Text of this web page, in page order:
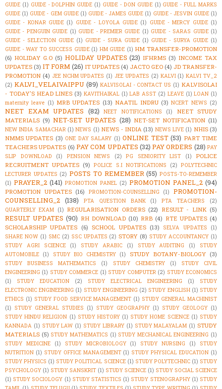
GUIDE (1) GUIDE - DOLPHIN GUIDE (1) GUIDE - DON GUIDE (1) GUIDE - FULL MARKS
GUIDE (1) GUIDE - GEM GUIDE (1) GUIDE - JAMES GUIDE (1) GUIDE - JESVIN GUIDE (1)
GUIDE - KONAR GUIDE (1) GUIDE - LOYOLA GUIDE (1) GUIDE - MERCY GUIDE (1)
GUIDE - PENGUIN GUIDE (1) GUIDE - PREMIER GUIDE (1) GUIDE - SARAS GUIDE (1)
GUIDE - SELECTION GUIDE (1) GUIDE - SURA GUIDE (1) GUIDE - SURYA GUIDE (1)
GUIDE - WAY TO SUCCESS GUIDE (1) HM GUIDE (1) HM TRANSFER-PROMOTION
(6) HOLIDAY G.O (5) HOLIDAY UPDATES (23) IFHRMS (3) INCOME TAX
UPDATES (3) IT FORM (26) IT UPDATES (4) JACTO GEO (4) JD TRANSFER-
PROMOTION (4) JEE NCHM UPDATES (1) JEE UPDATES (2) KALVI (1) KALVI TV_2
(2) KALVI_VELAIVAIPPU (89) KALVISOLAI - CONTACT US (1) KALVISOLAI
- TODAY'S HEAD LINES (3) KAVITHAIKAL (1) LAB ASST (2) LEAVE (1) LOAN (1)
maternity leave (1) MRB UPDATES (13) NAATIL INDRU (3) NCERT NEWS (2)
NEET EXAM UPDATES (82) NEET NOTIFICATIONS (1)
NEET STUDY
MATERIALS (9) NET-SET UPDATES (28) NET-SET NOTIFICATION (11)
NEW INDIA SAMACHAR (1) NEWS (1) NEWS - INDIA (13) NEWS LIVE (1) NHIS (3)
NMMS UPDATES (3) ONE DAY SALARY (1) ONLINE TEST (53) PART TIME
TEACHERS UPDATES (6) PAY COM UPDATES (32) PAY ORDERS (28) PAY
SLIP DOWNLOAD
(1) PENSION NEWS (2) PG SENIORITY LIST (1)
POLICE
RECRUITMENT UPDATES (9) POLICE S.I NOTIFICATIONS (2) POLYTECHNIC
LECTURER UPDATES (2) POSTS TO REMEMBER (55) POSTS-TO-REMEMBER
(1) PRAYER_2 (141) PROMOTION PANEL (2) PROMOTION PANEL_2 (94)
PROMOTION UPDATES (16) PROMOTION-COUNSELLING (1)
PROMOTION-
COUNSELLING_2 (138) PTA QUESTION BANK (1) PTA TEACHERS
(2)
QUARTERLY EXAM (1) REGULARISATION ORDERS (22) RESULT - LINK (5)
RESULT UPDATES (90) RH DOWNLOAD (10) RRB (4) RTE UPDATES (4)
SCHOLARSHIP UPDATES (6) SCHOOL UPDATES (13) SELVA UPDATES
(1)
SHARE NOW (1) SMC (2) SSC UPDATES (2) STORY (8) STUDY ACCOUNTANCY (1)
STUDY AGRI SCIENCE
(1) STUDY ARABIC (1) STUDY AUDITING (1)
STUDY
AUTOMOBILE (1) STUDY BIO CHEMISTRY (1) STUDY BOTANY-BIOLOGY (3)
STUDY BUSINESS MATHEMATICS (1) STUDY CHEMISTRY (1)
STUDY CIVIL
ENGINEERING (1) STUDY COMMERCE (1) STUDY COMPUTER (2) STUDY ECONOMICS
(1)
STUDY EDUCATION (2) STUDY ELECTRICAL ENGINEERING (1)
STUDY
ELECTRONIC ENGINEERING (1) STUDY ENGINEERING (2) STUDY ENGLISH (1) STUDY
ETHICS (1) STUDY FOOD SERVICE MANAGEMENT (1) STUDY GENERAL MACHINIST
(1) STUDY GENERAL STUDIES (1) STUDY GEOGRAPHY (1) STUDY GEOLOGY (1)
STUDY HINDU RELIGION (1) STUDY HISTORY (1) STUDY HOME SCIENCE (1) STUDY
KANNADA (1) STUDY LAW (1) STUDY LIBRARY (1) STUDY MALAYALAM (1) STUDY
MATERIALS (5) STUDY MATHEMATICS (1) STUDY MECHANICAL ENGINEERING (1)
STUDY MEDICINE
(1) STUDY MICROBIOLOGY (1) STUDY NURSING (1)
STUDY
NUTRITION (1) STUDY OFFICE MANAGEMENT (1) STUDY PHYSICAL EDUCATION (1)
STUDY PHYSICS (1) STUDY POLITICAL SCIENCE (1) STUDY POLYTECHNIC (1) STUDY
PSYCHOLOGY (1) STUDY SANSKRIT (1) STUDY SCIENCE (1) STUDY SOCIAL SCIENCE
(1) STUDY SOCIOLOGY (1) STUDY STATISTICS (1) STUDY STENOGRAPHY (1) STUDY